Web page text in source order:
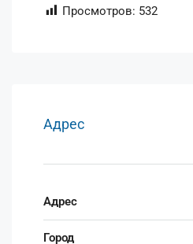
Просмотров: 532
Адрес
Адрес
Город